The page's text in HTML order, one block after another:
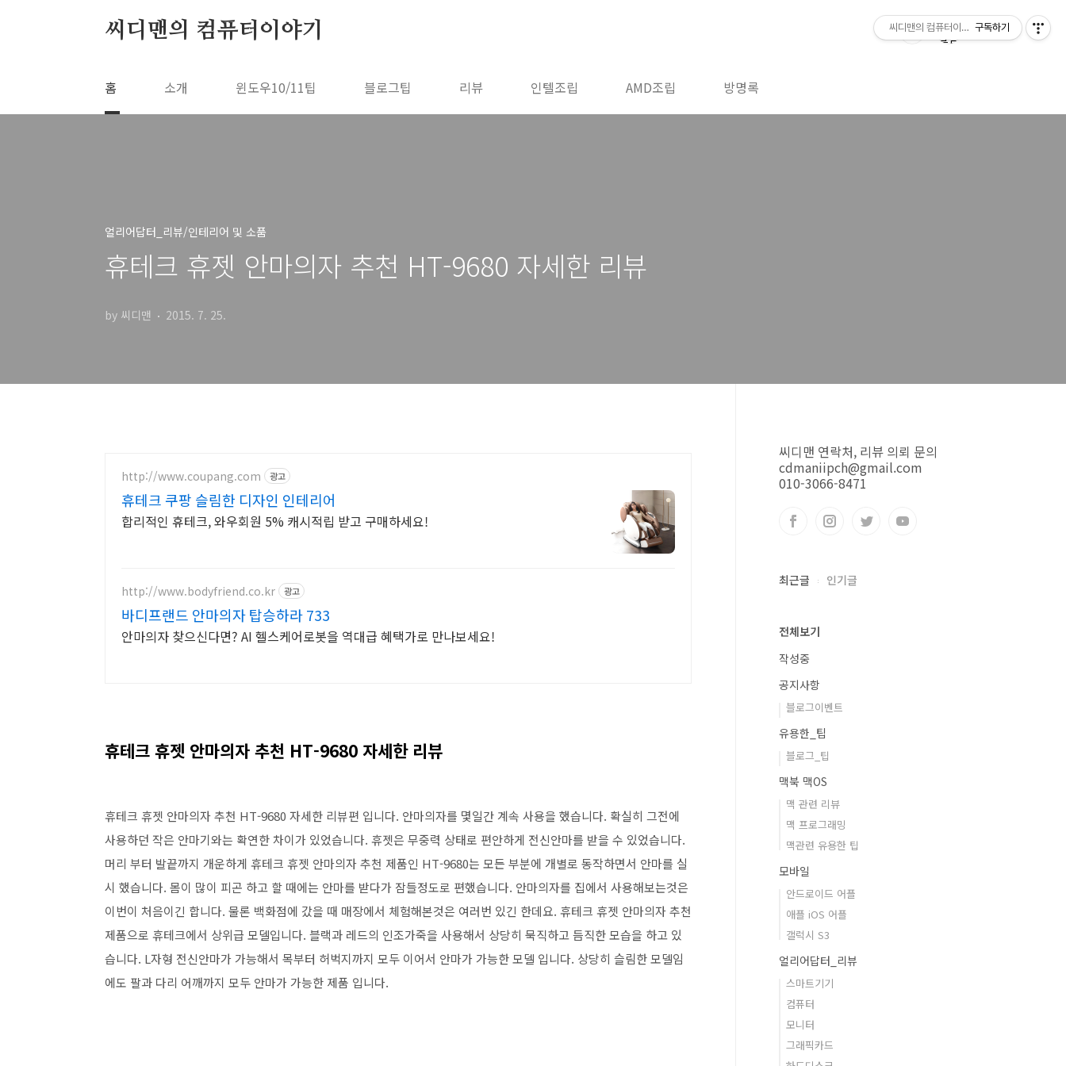
씨디맨의 컴퓨터이야기
홈 소개 윈도우10/11팁 블로그팁 리뷰 인텔조립 AMD조립 방명록
얼리어답터_리뷰/인테리어 및 소품
휴테크 휴젯 안마의자 추천 HT-9680 자세한 리뷰
by 씨디맨 2015. 7. 25.
http://www.coupang.com 광고
휴테크 쿠팡 슬림한 디자인 인테리어
합리적인 휴테크, 와우회원 5% 캐시적립 받고 구매하세요!
http://www.bodyfriend.co.kr 광고
바디프랜드 안마의자 탑승하라 733
안마의자 찾으신다면? AI 헬스케어로봇을 역대급 혜택가로 만나보세요!
휴테크 휴젯 안마의자 추천 HT-9680 자세한 리뷰
휴테크 휴젯 안마의자 추천 HT-9680 자세한 리뷰편 입니다. 안마의자를 몇일간 계속 사용을 했습니다. 확실히 그전에
사용하던 작은 안마기와는 확연한 차이가 있었습니다. 휴젯은 무중력 상태로 편안하게 전신안마를 받을 수 있었습니다.
머리 부터 발끝까지 개운하게 휴테크 휴젯 안마의자 추천 제품인 HT-9680는 모든 부분에 개별로 동작하면서 안마를 실
시 했습니다. 몸이 많이 피곤 하고 할 때에는 안마를 받다가 잠들정도로 편했습니다. 안마의자를 집에서 사용해보는것은
이번이 처음이긴 합니다. 물론 백화점에 갔을 때 매장에서 체험해본것은 여러번 있긴 한데요. 휴테크 휴젯 안마의자 추천
제품으로 휴테크에서 상위급 모델입니다. 블랙과 레드의 인조가죽을 사용해서 상당히 묵직하고 듬직한 모습을 하고 있
습니다. L자형 전신안마가 가능해서 목부터 허벅지까지 모두 이어서 안마가 가능한 모델 입니다. 상당히 슬림한 모델임
에도 팔과 다리 어깨까지 모두 안마가 가능한 제품 입니다.
씨디맨 연락처, 리뷰 의뢰 문의
cdmaniipch@gmail.com
010-3066-8471
최근글 인기글
전체보기
작성중
공지사항
블로그이벤트
유용한_팁
블로그_팁
맥북 맥OS
맥 관련 리뷰
맥 프로그래밍
맥관련 유용한 팁
모바일
안드로이드 어플
애플 iOS 어플
갤럭시 S3
얼리어답터_리뷰
스마트기기
컴퓨터
모니터
그래픽카드
씨디맨의 컴퓨터이야기구독하기